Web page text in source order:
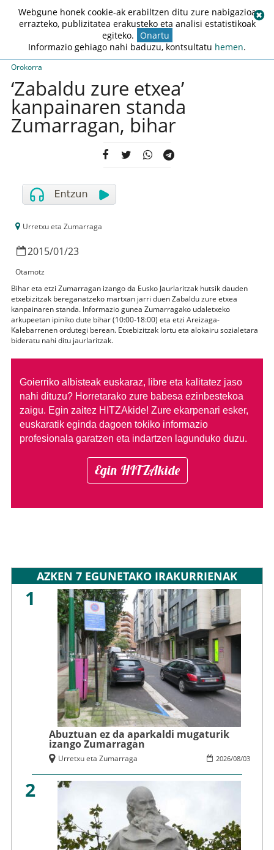
Orokorra
‘Zabaldu zure etxea’
kanpainaren standa
Zumarragan, bihar
Urretxu eta Zumarraga
2015/01/23
Otamotz
Bihar eta etzi Zumarragan izango da Eusko Jaurlaritzak hutsik dauden
etxebizitzak bereganatzeko martxan jarri duen Zabaldu zure etxea
kanpainaren standa. Informazio gunea Zumarragako udaletxeko
arkupeetan ipiniko dute bihar (10:00-18:00) eta etzi Areizaga-
Kalebarrenen ordutegi berean. Etxebizitzak lortu eta alokairu sozialetara
bideratu nahi ditu jaurlaritzak.
Goierriko albisteak euskaraz, libre eta kalitatez jaso
nahi dituzu? Horretarako zure babesa ezinbestekoa
zaigu. Egin zaitez HITZAkide! Zure ekarpenari esker,
euskaratik eginda dagoen tokiko informazio
profesionala garatzen eta indartzen lagunduko duzu.
Egin HITZAkide
AZKEN 7 EGUNETAKO IRAKURRIENAK
1
Abuztuan ez da aparkaldi mugaturik
izango Zumarragan
2026/08/03
Urretxu eta Zumarraga
2
Webgune honek cookie-ak erabiltzen ditu zure nabigazioa
errazteko, publizitatea erakusteko eta analisi estatistikoak
egiteko. Onartu
Informazio gehiago nahi baduzu, kontsultatu hemen.